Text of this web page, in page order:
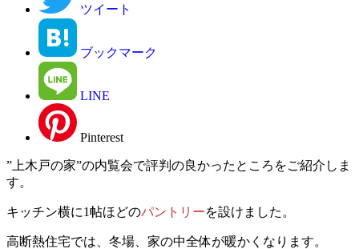
ツイート
ブックマーク
LINE
Pinterest
”上木戸の家”の内覧会で評判の良かったところをご紹介しま
す。
キッチン横に1帖ほどのパントリーを設けました。
高断熱住宅では、冬場、家の中全体が暖かくなります。